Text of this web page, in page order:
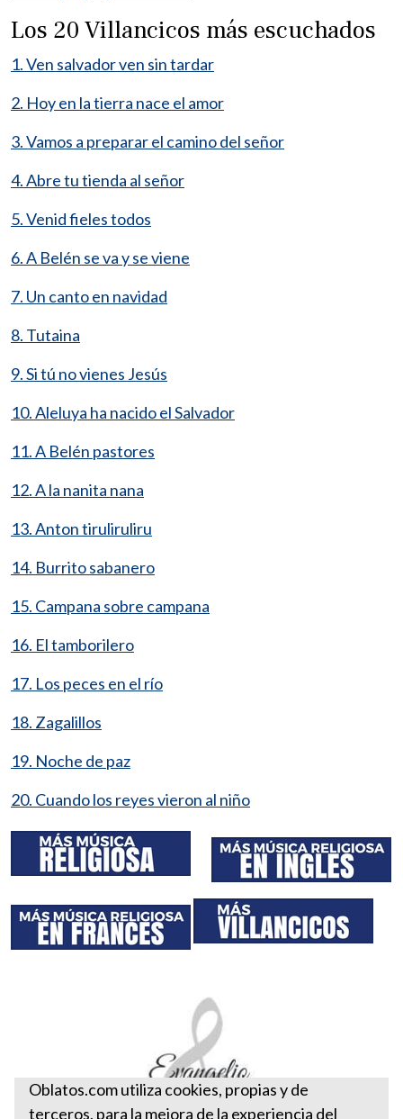
Los 20 Villancicos más escuchados
1. Ven salvador ven sin tardar
2. Hoy en la tierra nace el amor
3. Vamos a preparar el camino del señor
4. Abre tu tienda al señor
5. Venid fieles todos
6. A Belén se va y se viene
7. Un canto en navidad
8. Tutaina
9. Si tú no vienes Jesús
10. Aleluya ha nacido el Salvador
11. A Belén pastores
12. A la nanita nana
13. Anton tiruliruliru
14. Burrito sabanero
15. Campana sobre campana
16. El tamborilero
17. Los peces en el río
18. Zagalillos
19. Noche de paz
20. Cuando los reyes vieron al niño
Oblatos.com utiliza cookies, propias y de
terceros, para la mejora de la experiencia del